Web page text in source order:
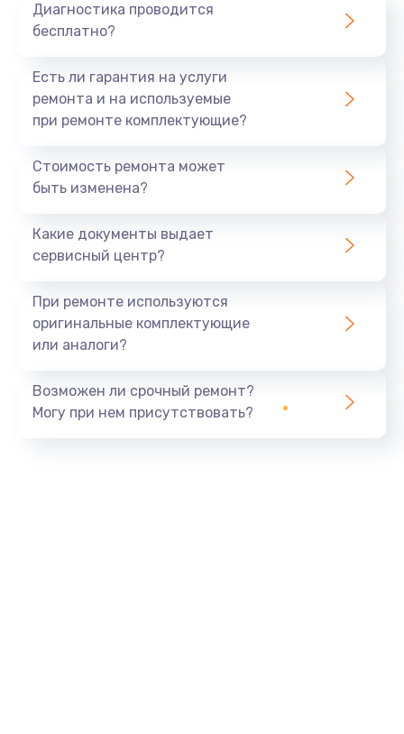
Диагностика проводится
бесплатно?
Есть ли гарантия на услуги
ремонта и на используемые
при ремонте комплектующие?
Стоимость ремонта может
быть изменена?
Какие документы выдает
сервисный центр?
При ремонте используются
оригинальные комплектующие
или аналоги?
Возможен ли срочный ремонт?
Могу при нем присутствовать?